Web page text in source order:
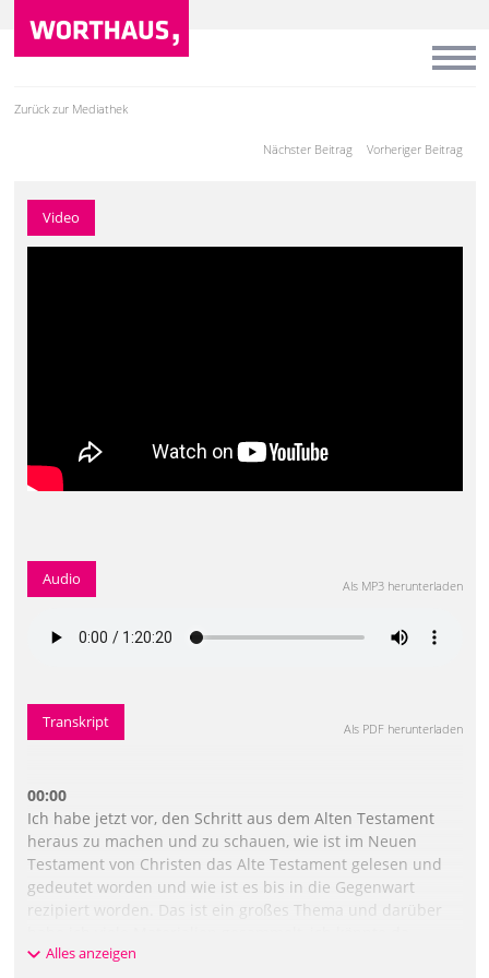
Zurück zur Mediathek
Vorheriger Beitrag
Nächster Beitrag
Video
Audio Als MP3 herunterladen
Transkript Als PDF herunterladen
00:00
Ich habe jetzt vor, den Schritt aus dem Alten Testament
heraus zu machen und zu schauen, wie ist im Neuen
Testament von Christen das Alte Testament gelesen und
gedeutet worden und wie ist es bis in die Gegenwart
rezipiert worden. Das ist ein großes Thema und darüber
wirklich Tage füllen. Ich werde mich jetzt ein bisschen
Alles anzeigen